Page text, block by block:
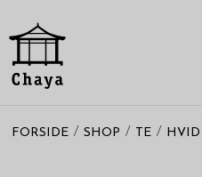
FORSIDE / SHOP / TE / HVID